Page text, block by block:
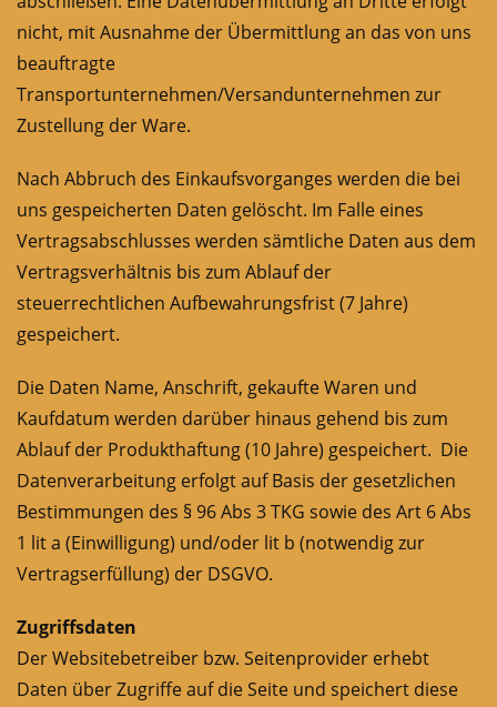
nicht, mit Ausnahme der Übermittlung an das von uns
beauftragte
Transportunternehmen/Versandunternehmen zur
Zustellung der Ware.
Nach Abbruch des Einkaufsvorganges werden die bei
uns gespeicherten Daten gelöscht. Im Falle eines
Vertragsabschlusses werden sämtliche Daten aus dem
Vertragsverhältnis bis zum Ablauf der
steuerrechtlichen Aufbewahrungsfrist (7 Jahre)
gespeichert.
Die Daten Name, Anschrift, gekaufte Waren und
Kaufdatum werden darüber hinaus gehend bis zum
Ablauf der Produkthaftung (10 Jahre) gespeichert. Die
Datenverarbeitung erfolgt auf Basis der gesetzlichen
Bestimmungen des § 96 Abs 3 TKG sowie des Art 6 Abs
1 lit a (Einwilligung) und/oder lit b (notwendig zur
Vertragserfüllung) der DSGVO.
Zugriffsdaten
Der Websitebetreiber bzw. Seitenprovider erhebt
Daten über Zugriffe auf die Seite und speichert diese